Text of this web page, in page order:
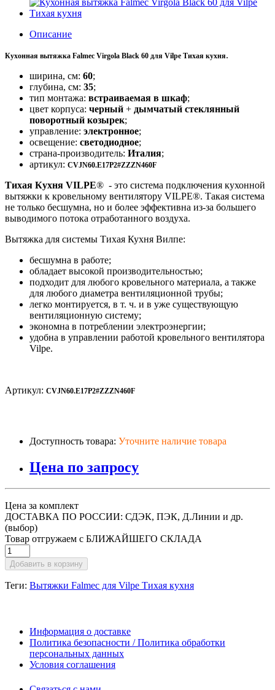
Описание
Кухонная вытяжка Falmec Virgola Black 60 для Vilpe Тихая кухня.
ширина, см: 60;
глубина, см: 35;
тип монтажа: встраиваемая в шкаф;
цвет корпуса: черный + дымчатый стеклянный
поворотный козырек;
управление: электронное;
освещение: светодиодное;
страна-производитель: Италия;
артикул: CVJN60.E17P2#ZZZN460F
Тихая Кухня VILPE® - это система подключения кухонной
вытяжки к кровельному вентилятору VILPE®. Такая система
не только бесшумна, но и более эффективна из-за большего
выводимого потока отработанного воздуха.
Вытяжка для системы Тихая Кухня Вилпе:
бесшумна в работе;
обладает высокой производительностью;
подходит для любого кровельного материала, а также
для любого диаметра вентиляционной трубы;
легко монтируется, в т. ч. и в уже существующую
вентиляционную систему;
экономна в потреблении электроэнергии;
удобна в управлении работой кровельного вентилятора
Vilpe.
Артикул: CVJN60.E17P2#ZZZN460F
Доступность товара: Уточните наличие товара
Цена по запросу
Цена за комплект
ДОСТАВКА ПО РОССИИ: СДЭК, ПЭК, Д.Линии и др.
(выбор)
Товар отгружаем с БЛИЖАЙШЕГО СКЛАДА
Добавить в корзину
Теги: Вытяжки Falmec для Vilpe Тихая кухня
Информация о доставке
Политика безопасности / Политика обработки
персональных данных
Условия соглашения